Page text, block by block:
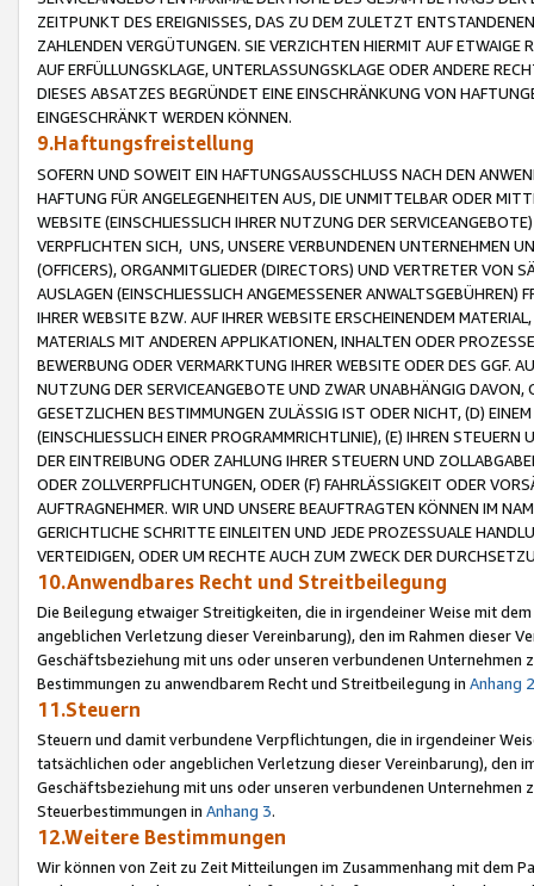
ZEITPUNKT DES EREIGNISSES, DAS ZU DEM ZULETZT
ZAHLENDEN VERGÜTUNGEN. SIE VERZICHTEN HIERMIT AUF
AUF ERFÜLLUNGSKLAGE, UNTERLASSUNGSKLAGE ODER ANDERE
DIESES ABSATZES BEGRÜNDET EINE EINSCHRÄNKUNG VON
EINGESCHRÄNKT WERDEN KÖNNEN.
9.Haftungsfreistellung
SOFERN UND SOWEIT EIN HAFTUNGSAUSSCHLUSS NACH DEN
HAFTUNG FÜR ANGELEGENHEITEN AUS, DIE UNMITTELBAR ODER
WEBSITE (EINSCHLIESSLICH IHRER NUTZUNG DER
VERPFLICHTEN SICH, UNS, UNSERE VERBUNDENEN UNTERNEHMEN
(OFFICERS), ORGANMITGLIEDER (DIRECTORS) UND VERTRETER VON
AUSLAGEN (EINSCHLIESSLICH ANGEMESSENER
IHRER WEBSITE BZW. AUF IHRER WEBSITE ERSCHEINENDEM
MATERIALS MIT ANDEREN APPLIKATIONEN, INHALTEN ODER
BEWERBUNG ODER VERMARKTUNG IHRER WEBSITE ODER DES GGF.
NUTZUNG DER SERVICEANGEBOTE UND ZWAR UNABHÄNGIG
GESETZLICHEN BESTIMMUNGEN ZULÄSSIG IST ODER NICHT, (D)
(EINSCHLIESSLICH EINER PROGRAMMRICHTLINIE), (E) IHREN
DER EINTREIBUNG ODER ZAHLUNG IHRER STEUERN UND
ODER ZOLLVERPFLICHTUNGEN, ODER (F) FAHRLÄSSIGKEIT ODER
AUFTRAGNEHMER. WIR UND UNSERE BEAUFTRAGTEN KÖNNEN IM
GERICHTLICHE SCHRITTE EINLEITEN UND JEDE PROZESSUALE
VERTEIDIGEN, ODER UM RECHTE AUCH ZUM ZWECK DER
10.Anwendbares Recht und Streitbeilegung
Die Beilegung etwaiger Streitigkeiten, die in irgendeiner Weise mit
angeblichen Verletzung dieser Vereinbarung), den im Rahmen dieser
Geschäftsbeziehung mit uns oder unseren verbundenen
Bestimmungen zu anwendbarem Recht und Streitbeilegung in Anhang 2
11.Steuern
Steuern und damit verbundene Verpflichtungen, die in irgendeiner
tatsächlichen oder angeblichen Verletzung dieser Vereinbarung), den
Geschäftsbeziehung mit uns oder unseren verbundenen
Steuerbestimmungen in Anhang 3.
12.Weitere Bestimmungen
Wir können von Zeit zu Zeit Mitteilungen im Zusammenhang mit dem